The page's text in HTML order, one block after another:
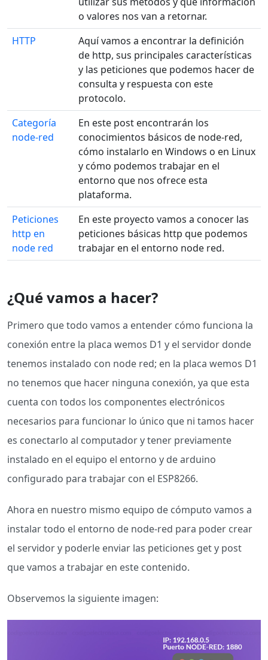
o valores nos van a retornar.
HTTP
Aquí vamos a encontrar la definición
de http, sus principales características
y las peticiones que podemos hacer de
consulta y respuesta con este
protocolo.
Categoría
node-red
En este post encontrarán los
conocimientos básicos de node-red,
cómo instalarlo en Windows o en Linux
y cómo podemos trabajar en el
entorno que nos ofrece esta
plataforma.
Peticiones
http en
node red
En este proyecto vamos a conocer las
peticiones básicas http que podemos
trabajar en el entorno node red.
¿Qué vamos a hacer?
Primero que todo vamos a entender cómo funciona la
conexión entre la placa wemos D1 y el servidor donde
tenemos instalado con node red; en la placa wemos D1
no tenemos que hacer ninguna conexión, ya que esta
cuenta con todos los componentes electrónicos
necesarios para funcionar lo único que ni tamos hacer
es conectarlo al computador y tener previamente
instalado en el equipo el entorno y de arduino
configurado para trabajar con el ESP8266.
Ahora en nuestro mismo equipo de cómputo vamos a
instalar todo el entorno de node-red para poder crear
el servidor y poderle enviar las peticiones get y post
que vamos a trabajar en este contenido.
Observemos la siguiente imagen: